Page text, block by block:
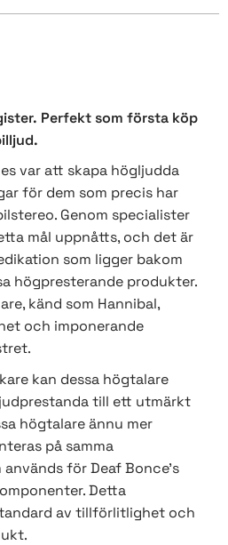
Perfekt som första köp
var att skapa högljudda
för dem som precis har
Genom specialister
mål uppnåtts, och det är
som ligger bakom
högpresterande produkter.
känd som Hannibal,
och imponerande
kan dessa högtalare
till ett utmärkt
högtalare ännu mer
på samma
för Deaf Bonce's
Detta
av tillförlitlighet och